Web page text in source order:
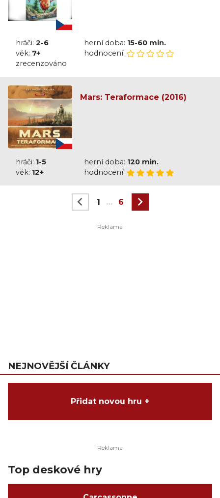
hráči: 2-6 herní doba: 15-60 min.
věk: 7+
hodnocení:
zrecenzováno
Mars: Teraformace (2016)
hráči: 1-5 herní doba: 120 min.
věk: 12+ hodnocení:
1 … 6
NEJNOVĚJŠÍ ČLÁNKY
Přidat novou hru +
Top deskové hry